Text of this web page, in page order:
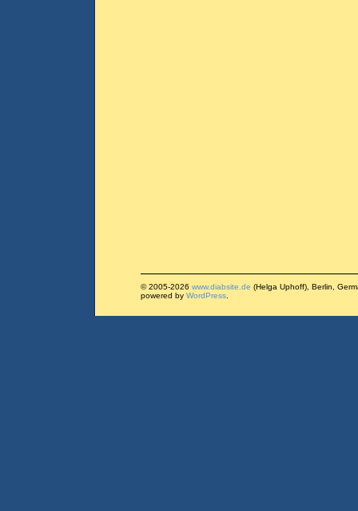
© 2005-2026 www.diabsite.de (Helga Uphoff), Berlin,
powered by WordPress.